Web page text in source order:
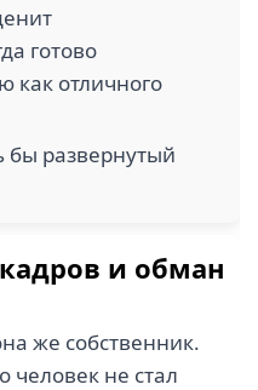
готово
как отличного
бы развернутый
и обман
же собственник.
не стал